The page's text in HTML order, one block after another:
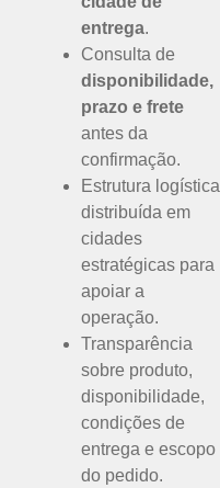
entrega.
Consulta de
disponibilidade,
prazo e frete
antes da
confirmação.
Estrutura logística
distribuída em
cidades
estratégicas para
apoiar a
operação.
Transparência
sobre produto,
disponibilidade,
condições de
entrega e escopo
do pedido.